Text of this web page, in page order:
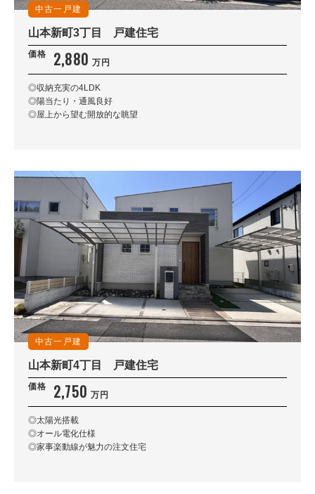
中古一戸建
山本新町3丁目 戸建住宅
価格 2,880 万円
◎収納充実の4LDK
◎陽当たり・通風良好
◎屋上から望む開放的な眺望
中古一戸建
山本新町4丁目 戸建住宅
価格 2,750 万円
◎太陽光搭載
◎オール電化仕様
◎家事楽動線が魅力の注文住宅